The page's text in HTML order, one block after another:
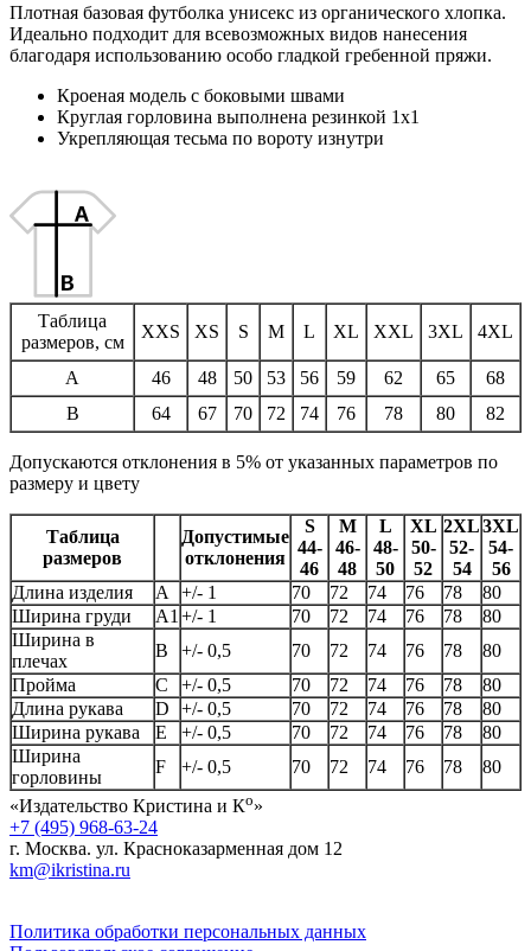
Плотная базовая футболка унисекс из органического хлопка.
Идеально подходит для всевозможных видов нанесения
благодаря использованию особо гладкой гребенной пряжи.
Кроеная модель с боковыми швами
Круглая горловина выполнена резинкой 1х1
Укрепляющая тесьма по вороту изнутри
Таблица
размеров, см
XXS XS S M L XL XXL 3XL 4XL
A 46 48 50 53 56 59 62 65
68
B
64 67 70 72 74 76 78 80 82
Допускаются отклонения в 5% от указанных параметров по
размеру и цвету
Таблица
размеров
Допустимые
отклонения
S
44-
46
M
46-
48
L
48-
50
XL
50-
52
2XL
52-
54
3XL
54-
56
Длина изделия
А +/- 1 70 72 74 76 78
80
Ширина груди
А1 +/- 1 70 72 74 76 78
80
Ширина в
плечах
B +/- 0,5 70 72 74 76 78
80
Пройма
C +/- 0,5 70 72 74 76 78
80
Длина рукава
D +/- 0,5 70 72 74 76 78
80
Ширина рукава
E +/- 0,5 70 72 74 76 78
80
Ширина
горловины
F +/- 0,5 70 72 74 76 78
80
«Издательство Кристина и Ко»
+7 (495) 968-63-24
г. Москва. ул. Красноказарменная дом 12
km@ikristina.ru
Политика обработки персональных данных